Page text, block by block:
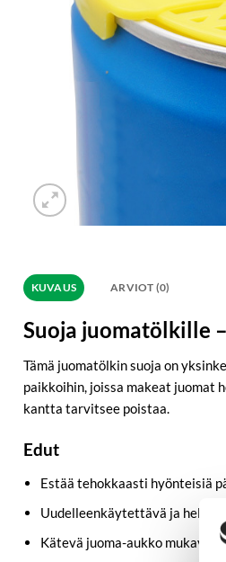
KUVAUS ARVIOT (0)
Suoja juomatölkille
Tämä juomatölkin suoja on
paikkoihin, joissa makeat juomat
kantta tarvitsee poistaa.
Edut
Estää tehokkaasti hyönteisiä
Uudelleenkäytettävä ja helppo
Kätevä juoma-aukko mukavaan